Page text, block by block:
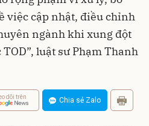
việc cập nhật, điều chỉnh
ngành khi xung đột
luật sư Phạm Thanh
dõi trên Chia sẻ Zalo